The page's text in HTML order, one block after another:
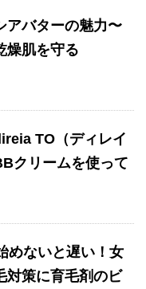
アバターの魅力〜
燥肌を守る
TO（ディレイ
クリームを使って
めないと遅い！女
対策に育毛剤のビ